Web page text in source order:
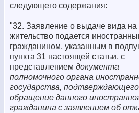
следующего содержания:
"32. Заявление о выдаче вида на
жительство подается
гражданином, указанным в
пункта 31 настоящей статьи, с
представлением документа
полномочного органа
государства, подтверждающего
обращение данного
гражданина с заявлением об